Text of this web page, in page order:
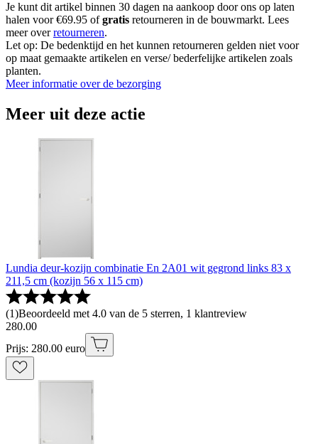
Je kunt dit artikel binnen 30 dagen na aankoop door ons op laten
halen voor €69.95 ofgratis retourneren in de bouwmarkt. Lees
meer overretourneren.
Let op: De bedenktijd en het kunnen retourneren gelden niet voor
op maat gemaakte artikelen en verse/ bederfelijke artikelen zoals
planten.
Meer informatie over de bezorging
Meer uit deze actie
Lundia deur-kozijn combinatie En 2A01 wit gegrond links 83 x
211,5 cm (kozijn 56 x 115 cm)
(1)Beoordeeld met 4.0 van de 5 sterren, 1 klantreview
280.00
Prijs: 280.00 euro